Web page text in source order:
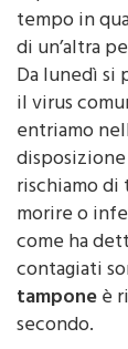
la persona
tempo in
di un’altra
Da lunedì si
il virus
entriamo
disposizione
rischiamo
morire o
come ha
contagiati
tampone